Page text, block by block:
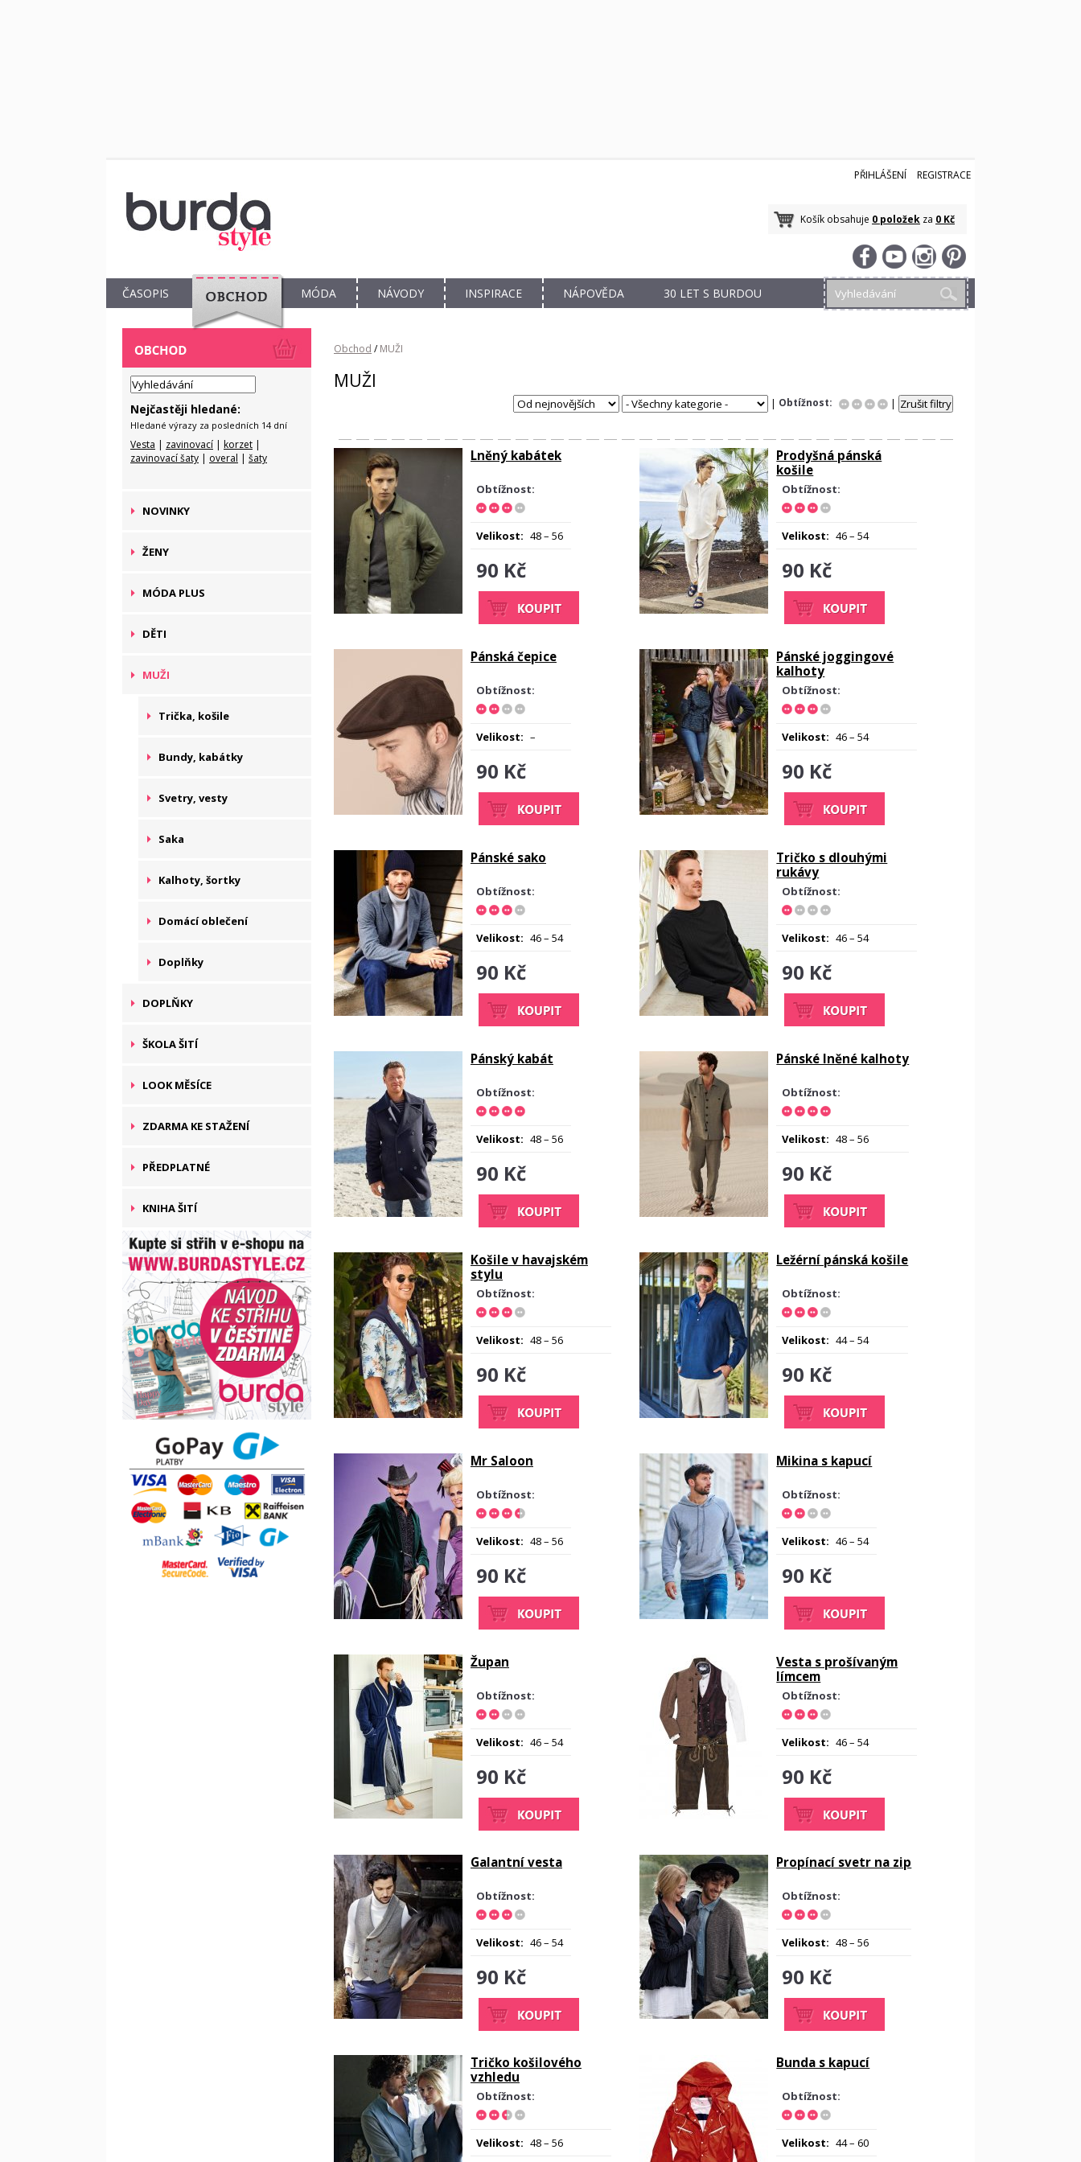
PŘIHLÁŠENÍ REGISTRACE
Košík obsahuje 0 položek za 0 Kč
ČASOPIS
OBCHOD
MÓDA NÁVODY INSPIRACE NÁPOVĚDA 30 LET S BURDOU
Nejčastěji hledané:
Hledané výrazy za posledních 14 dní
Vesta | zavinovací | korzet |
zavinovací šaty | overal | šaty
NOVINKY
ŽENY
MÓDA PLUS
DĚTI
MUŽI
Trička, košile
Bundy, kabátky
Svetry, vesty
Saka
Kalhoty, šortky
Domácí oblečení
Doplňky
DOPLŇKY
ŠKOLA ŠITÍ
LOOK MĚSÍCE
ZDARMA KE STAŽENÍ
PŘEDPLATNÉ
KNIHA ŠITÍ
Obchod / MUŽI
MUŽI
| Obtížnost: |
Lněný kabátek
Obtížnost:
Velikost: 48 – 56
90 Kč
Prodyšná pánská
košile
Obtížnost:
Velikost: 46 – 54
90 Kč
Pánská čepice
Obtížnost:
Velikost: –
90 Kč
Pánské joggingové
kalhoty
Obtížnost:
Velikost: 46 – 54
90 Kč
Pánské sako
Obtížnost:
Velikost: 46 – 54
90 Kč
Tričko s dlouhými
rukávy
Obtížnost:
Velikost: 46 – 54
90 Kč
Pánský kabát
Obtížnost:
Velikost: 48 – 56
90 Kč
Pánské lněné kalhoty
Obtížnost:
Velikost: 48 – 56
90 Kč
Košile v havajském
stylu
Obtížnost:
Velikost: 48 – 56
90 Kč
Ležérní pánská košile
Obtížnost:
Velikost: 44 – 54
90 Kč
Mr Saloon
Obtížnost:
Velikost: 48 – 56
90 Kč
Mikina s kapucí
Obtížnost:
Velikost: 46 – 54
90 Kč
Župan
Obtížnost:
Velikost: 46 – 54
90 Kč
Vesta s prošívaným
límcem
Obtížnost:
Velikost: 46 – 54
90 Kč
Galantní vesta
Obtížnost:
Velikost: 46 – 54
90 Kč
Propínací svetr na zip
Obtížnost:
Velikost: 48 – 56
90 Kč
Tričko košilového
vzhledu
Obtížnost:
Velikost: 48 – 56
Bunda s kapucí
Obtížnost:
Velikost: 44 – 60